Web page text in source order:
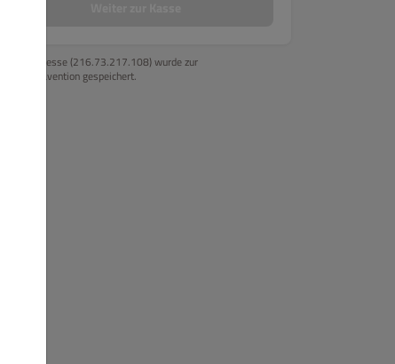
Ihre IP-Adresse (216.73.217.108) wurde zur
Betrugsprävention gespeichert.